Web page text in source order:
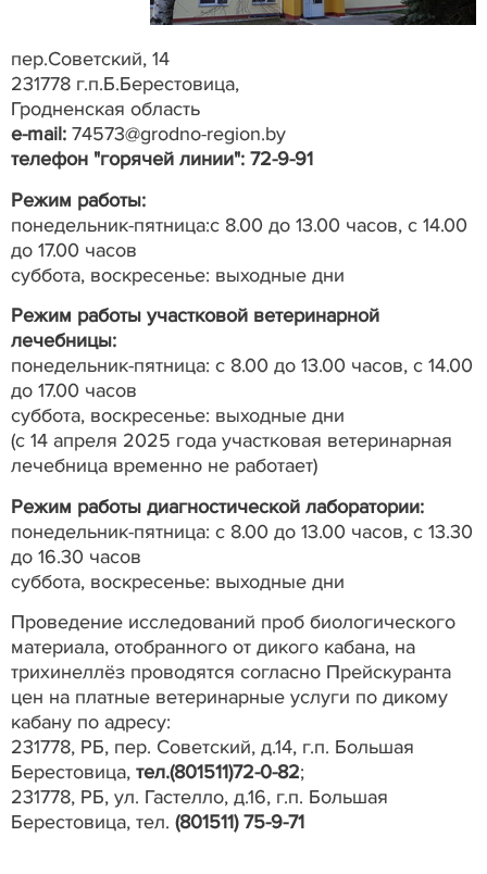
пер.Советский, 14
231778 г.п.Б.Берестовица,
Гродненская область
e-mail: 74573@grodno-region.by
телефон "горячей линии": 72-9-91
Режим работы:
понедельник-пятница:с 8.00 до 13.00 часов, с 14.00
до 17.00 часов
суббота, воскресенье: выходные дни
Режим работы участковой ветеринарной
лечебницы:
понедельник-пятница: с 8.00 до 13.00 часов, с 14.00
до 17.00 часов
суббота, воскресенье: выходные дни
(с 14 апреля 2025 года участковая ветеринарная
лечебница временно не работает)
Режим работы диагностической лаборатории:
понедельник-пятница: с 8.00 до 13.00 часов, с 13.30
до 16.30 часов
суббота, воскресенье: выходные дни
Проведение исследований проб биологического
материала, отобранного от дикого кабана, на
трихинеллёз проводятся согласно Прейскуранта
цен на платные ветеринарные услуги по дикому
кабану по адресу:
231778, РБ, пер. Советский, д.14, г.п. Большая
Берестовица, тел.(801511)72-0-82;
231778, РБ, ул. Гастелло, д.16, г.п. Большая
Берестовица, тел. (801511) 75-9-71